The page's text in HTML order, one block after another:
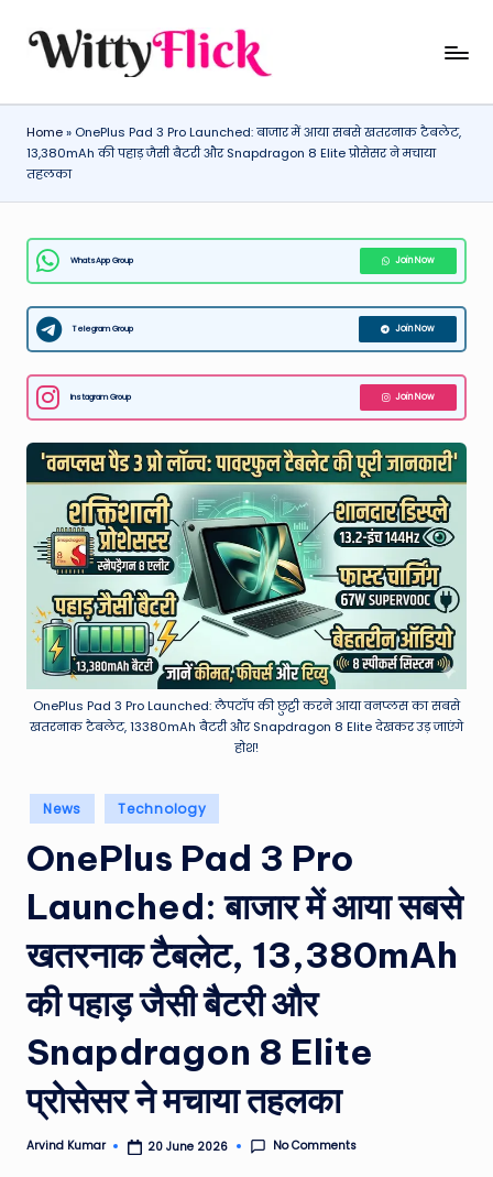
W
it
ty
Fl
k:
L
a
t
e
W
a
h
er
,
T
c
h
&
M
o
vi
e
N
e
w
s
WittyFlick:
Tech
&
Around
The
Home» OnePlus Pad 3 Pro Launched: बाजार में आया सबसे खतरनाक टैबलेट,
13,380mAh की पहाड़ जैसी बैटरी और Snapdragon 8 Elite प्रोसेसर ने मचाया
तहलका
WhatsApp Group Join Now
Telegram Group Join Now
Instagram Group Join Now
OnePlus Pad 3 Pro Launched: लैपटॉप की छुट्टी करने आया वनप्लस का सबसे
खतरनाक टैबलेट, 13380mAh बैटरी और Snapdragon 8 Elite देखकर उड़ जाएंगे
होश!
Posted
in
News Technology
OnePlus Pad 3 Pro
Launched: बाजार में आया सबसे
खतरनाक टैबलेट, 13,380mAh
की पहाड़ जैसी बैटरी और
Snapdragon 8 Elite
प्रोसेसर ने मचाया तहलका
Posted
Arvind Kumar 20 June 2026 No Comments